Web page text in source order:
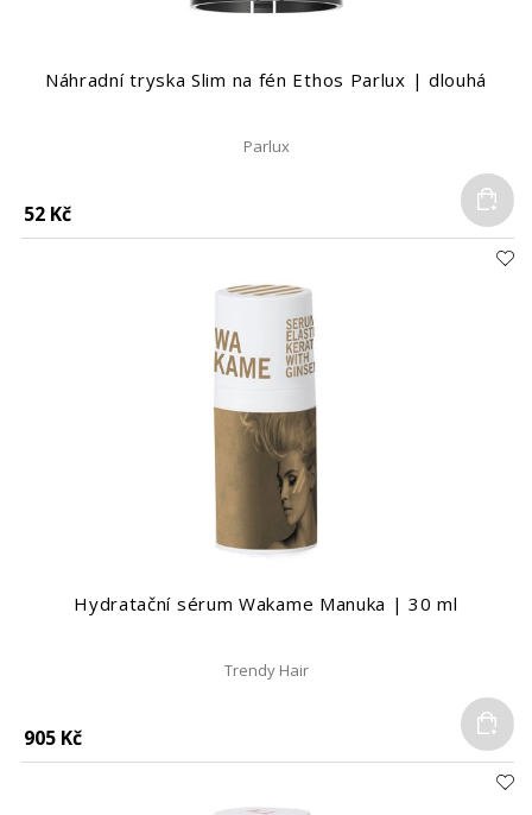
Náhradní tryska Slim na fén Ethos Parlux | dlouhá
Parlux
52 Kč
Hydratační sérum Wakame Manuka | 30 ml
Trendy Hair
905 Kč